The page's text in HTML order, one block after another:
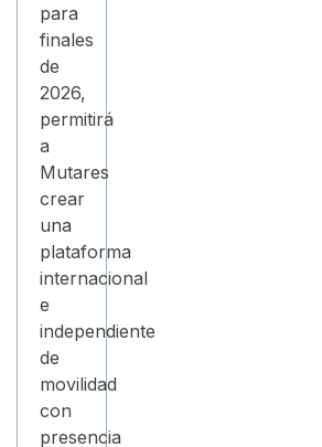
para
finales
de
2026,
permitirá
a
Mutares
crear
una
plataforma
internacional
e
independiente
de
movilidad
con
presencia